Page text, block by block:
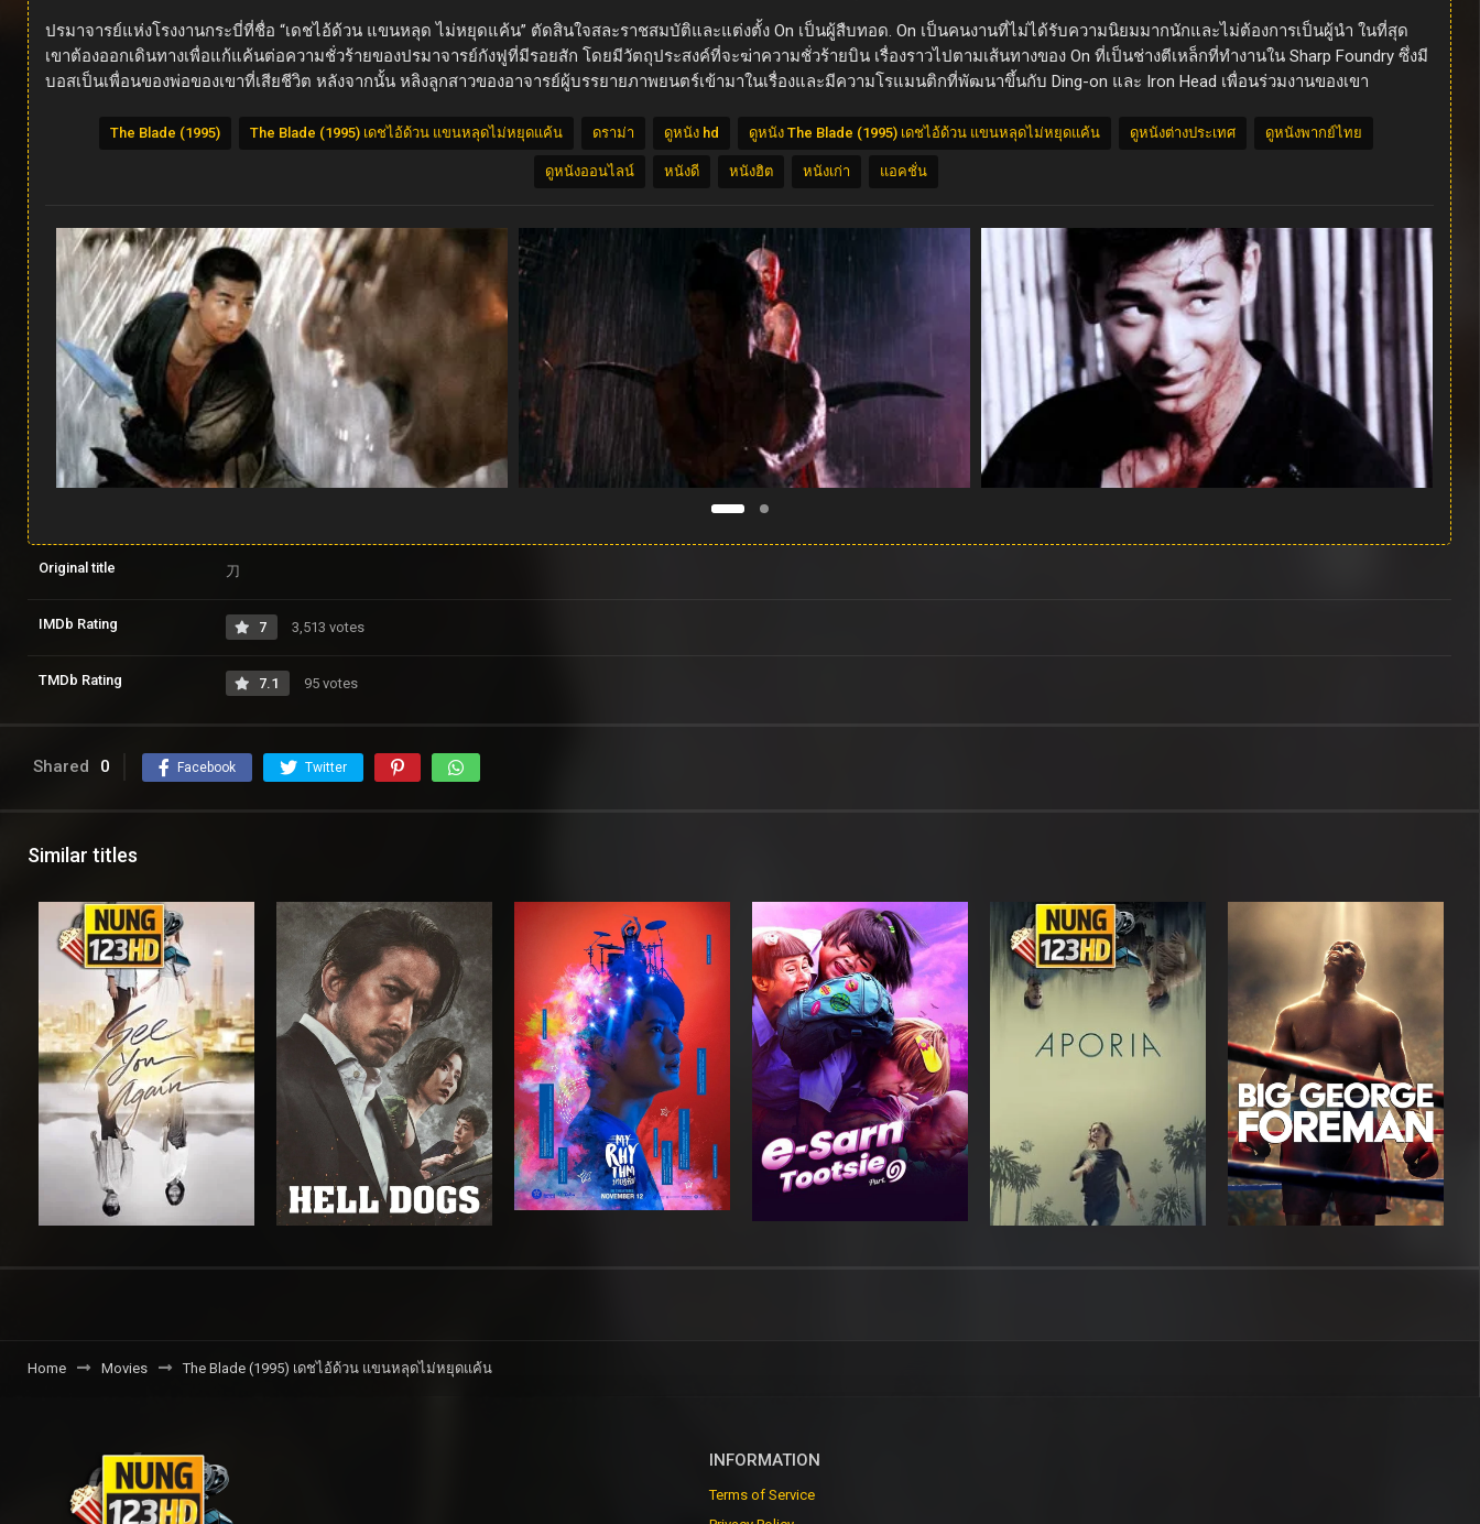
ปรมาจารย์แห่งโรงงานกระบี่ที่ชื่อ “เดชไอ้ด้วน แขนหลุด ไม่หยุดแค้น” ตัดสินใจสละราชสมบัติและแต่งตั้ง On เป็นผู้สืบทอด. On เป็นคนงานที่ไม่ได้รับความนิยมมากนักและไม่ต้องการเป็นผู้นำ ในที่สุด
เขาต้องออกเดินทางเพื่อแก้แค้นต่อความชั่วร้ายของปรมาจารย์กังฟูที่มีรอยสัก โดยมีวัตถุประสงค์ที่จะฆ่าความชั่วร้ายบิน เรื่องราวไปตามเส้นทางของ On ที่เป็นช่างตีเหล็กที่ทำงานใน Sharp Foundry ซึ่งมี
บอสเป็นเพื่อนของพ่อของเขาที่เสียชีวิต หลังจากนั้น หลิงลูกสาวของอาจารย์ผู้บรรยายภาพยนตร์เข้ามาในเรื่องและมีความโรแมนติกที่พัฒนาขึ้นกับ Ding-on และ Iron Head เพื่อนร่วมงานของเขา
The Blade (1995) The Blade (1995) เดชไอ้ด้วน แขนหลุดไม่หยุดแค้น ดราม่า ดูหนัง hd ดูหนัง The Blade (1995) เดชไอ้ด้วน แขนหลุดไม่หยุดแค้น ดูหนังต่างประเทศ ดูหนังพากย์ไทย
ดูหนังออนไลน์ หนังดี หนังฮิต หนังเก่า แอคชั่น
Original title 刀
IMDb Rating 7 3,513 votes
TMDb Rating 7.1 95 votes
Shared 0 Facebook Twitter
Similar titles
Home Movies The Blade (1995) เดชไอ้ด้วน แขนหลุดไม่หยุดแค้น
INFORMATION
Terms of Service